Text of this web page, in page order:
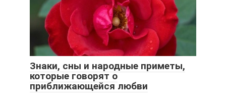
Знаки, сны и народные приметы,
которые говорят о
приближающейся любви